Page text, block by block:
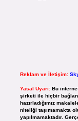
Reklam ve İletişim:
Yasal Uyarı: Bu
şirketi ile hiçbir
hazırladığımız
niteliği taşımamakta
yapılmamaktadır.